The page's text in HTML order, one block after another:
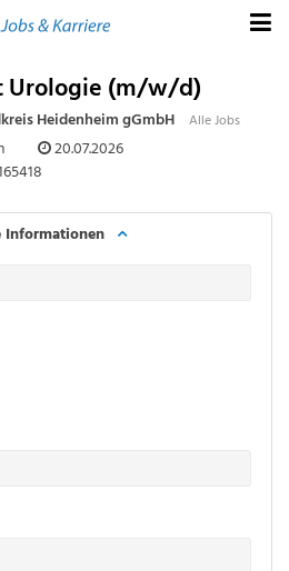
Urologie (m/w/d)
Heidenheim gGmbH Alle Jobs
20.07.2026
Informationen